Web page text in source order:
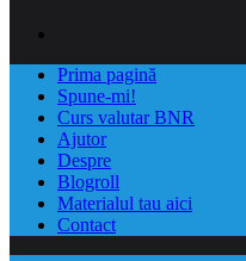
Prima pagină
Spune-mi!
Curs valutar BNR
Ajutor
Despre
Blogroll
Materialul tau aici
Contact